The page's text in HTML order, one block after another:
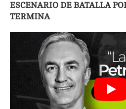
ESCENARIO DE BATALLA
TERMINA